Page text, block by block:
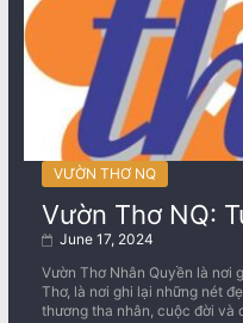
VƯỜN THƠ NQ
Vườn Thơ NQ:
June 17, 2024
Vườn Thơ Nhân Quyền là nơi
Thơ, là nơi ghi lại những nét
thương tha nhân, cuộc đời và